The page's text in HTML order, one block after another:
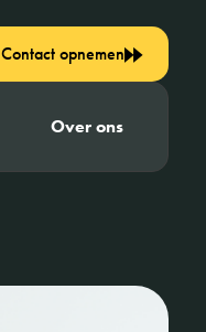
Over ons
Contact opnemen